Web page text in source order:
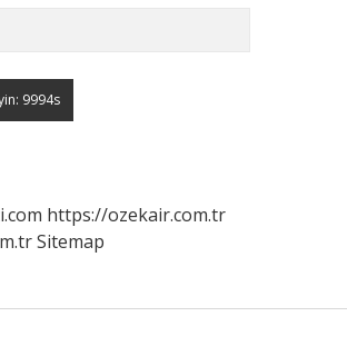
https://ozekair.com.tr
Sitemap